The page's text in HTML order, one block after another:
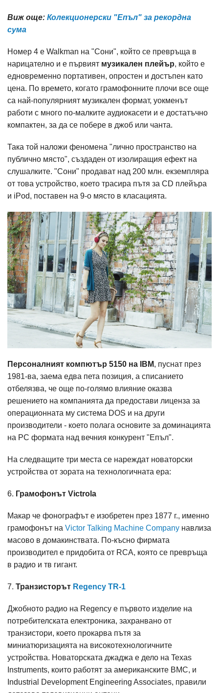
Виж още: Колекционерски "Епъл" за рекордна
сума
Номер 4 е Walkman на "Сони", който се превръща в
нарицателно и е първият музикален плейър, който е
едновременно портативен, опростен и достъпен като
цена. По времето, когато грамофонните плочи все още
са най-популярният музикален формат, уокменът
работи с много по-малките аудиокасети и е достатъчно
компактен, за да се побере в джоб или чанта.
Така той наложи феномена "лично пространство на
публично място", създаден от изолиращия ефект на
слушалките. "Сони" продават над 200 млн. екземпляра
от това устройство, което трасира пътя за CD плейъра
и iPod, поставен на 9-о място в класацията.
Персоналният компютър 5150 на IBM, пуснат през
1981-ва, заема едва пета позиция, а списанието
отбелязва, че още по-голямо влияние оказва
решението на компанията да предостави лиценза за
операционната му система DOS и на други
производители - което полага основите за доминацията
на PC формата над вечния конкурент "Епъл".
На следващите три места се нареждат новаторски
устройства от зората на технологичната ера:
6. Грамофонът Victrola
Макар че фонографът е изобретен през 1877 г., именно
грамофонът на Victor Talking Machine Company навлиза
масово в домакинствата. По-късно фирмата
производител е придобита от RCA, която се превръща
в радио и тв гигант.
7. Транзисторът Regency TR-1
Джобното радио на Regency е първото изделие на
потребителската електроника, захранвано от
транзистори, което прокарва пътя за
миниатюризацията на високотехнологичните
устройства. Новаторската джаджа е дело на Texas
Instruments, които работят за американските ВМС, и
Industrial Development Engineering Associates, правили